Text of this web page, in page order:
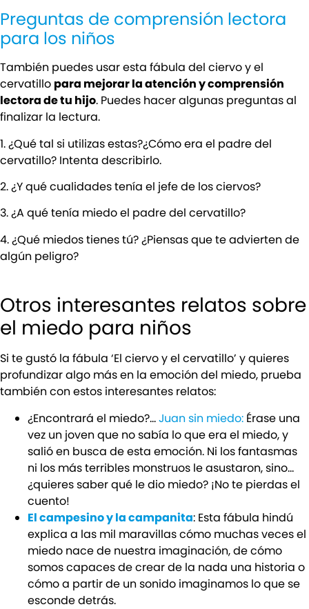
Preguntas de comprensión lectora
para los niños
También puedes usar esta fábula del ciervo y el
cervatillo para mejorar la atención y comprensión
lectora de tu hijo. Puedes hacer algunas preguntas al
finalizar la lectura.
1. ¿Qué tal si utilizas estas?¿Cómo era el padre del
cervatillo? Intenta describirlo.
2. ¿Y qué cualidades tenía el jefe de los ciervos?
3. ¿A qué tenía miedo el padre del cervatillo?
4. ¿Qué miedos tienes tú? ¿Piensas que te advierten de
algún peligro?
Otros interesantes relatos sobre
el miedo para niños
Si te gustó la fábula ‘El ciervo y el cervatillo’ y quieres
profundizar algo más en la emoción del miedo, prueba
también con estos interesantes relatos:
¿Encontrará el miedo?…Juan sin miedo: Érase una
vez un joven que no sabía lo que era el miedo, y
salió en busca de esta emoción. Ni los fantasmas
ni los más terribles monstruos le asustaron, sino…
¿quieres saber qué le dio miedo? ¡No te pierdas el
cuento!
El campesino y la campanita: Esta fábula hindú
explica a las mil maravillas cómo muchas veces el
miedo nace de nuestra imaginación, de cómo
somos capaces de crear de la nada una historia o
cómo a partir de un sonido imaginamos lo que se
esconde detrás.